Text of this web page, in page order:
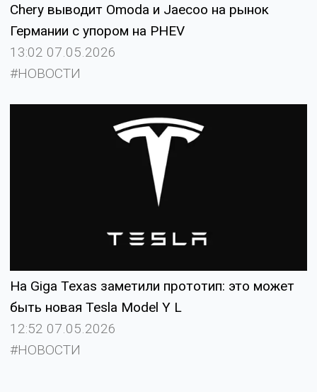
Chery выводит Omoda и Jaecoo на рынок
Германии с упором на PHEV
13:02 07.05.2026
#НОВОСТИ
На Giga Texas заметили прототип: это может
быть новая Tesla Model Y L
12:52 07.05.2026
#НОВОСТИ